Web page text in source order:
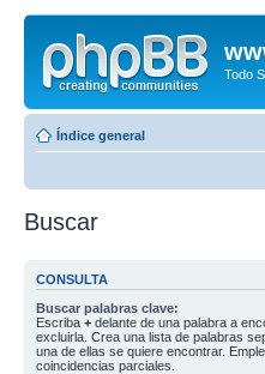
Todo
Índice general
Buscar
CONSULTA
Buscar palabras clave:
Escriba + delante de una palabra a
excluirla. Crea una lista de palabras
una de ellas se quiere encontrar.
coincidencias parciales.